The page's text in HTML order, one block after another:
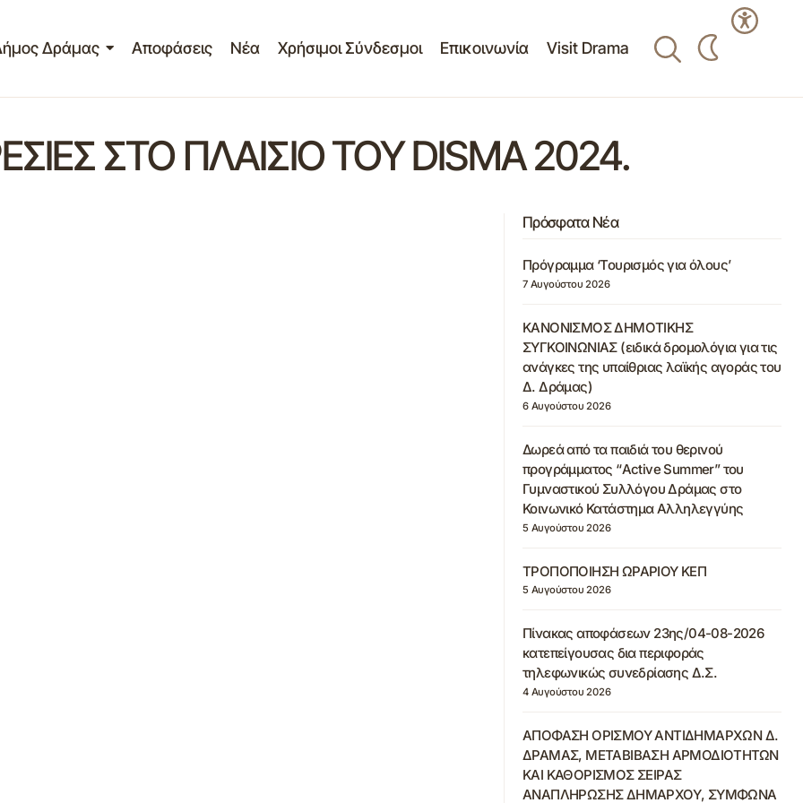
Δράμας Αποφάσεις Νέα Χρήσιμοι Σύνδεσμοι Επικοινωνία Visit Drama
ΣΤΟ ΠΛΑΙΣΙΟ ΤΟΥ DISMA 2024.
Πρόσφατα Νέα
Πρόγραμμα ‘Τουρισμός για όλους’
7 Αυγούστου 2026
ΚΑΝΟΝΙΣΜΟΣ ΔΗΜΟΤΙΚΗΣ
ΣΥΓΚΟΙΝΩΝΙΑΣ (ειδικά δρομολόγια για τις
ανάγκες της υπαίθριας λαϊκής αγοράς του
Δ. Δράμας)
6 Αυγούστου 2026
Δωρεά από τα παιδιά του θερινού
προγράμματος “Active Summer” του
Γυμναστικού Συλλόγου Δράμας στο
Κοινωνικό Κατάστημα Αλληλεγγύης
5 Αυγούστου 2026
ΤΡΟΠΟΠΟΙΗΣΗ ΩΡΑΡΙΟΥ ΚΕΠ
5 Αυγούστου 2026
Πίνακας αποφάσεων 23ης/04-08-2026
κατεπείγουσας δια περιφοράς
τηλεφωνικώς συνεδρίασης Δ.Σ.
4 Αυγούστου 2026
ΑΠΟΦΑΣΗ ΟΡΙΣΜΟΥ ΑΝΤΙΔΗΜΑΡΧΩΝ Δ.
ΔΡΑΜΑΣ, ΜΕΤΑΒΙΒΑΣΗ ΑΡΜΟΔΙΟΤΗΤΩΝ
ΚΑΙ ΚΑΘΟΡΙΣΜΟΣ ΣΕΙΡΑΣ
ΑΝΑΠΛΗΡΩΣΗΣ ΔΗΜΑΡΧΟΥ, ΣΥΜΦΩΝΑ